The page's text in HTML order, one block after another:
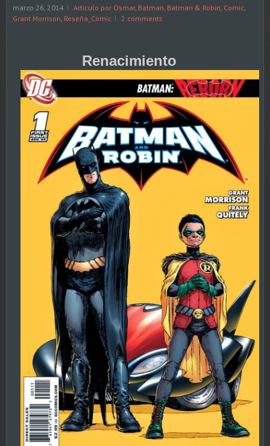
marzo 26, 2014 Articulo por Osmar, Batman, Batman & Robin, Comic,
Grant Morrison, Reseña_Comic 2 comments
Renacimiento